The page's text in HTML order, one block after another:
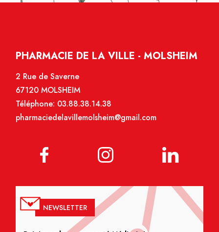
PHARMACIE DE LA VILLE - MOLSHEIM
2 Rue de Saverne
67120 MOLSHEIM
Téléphone: 03.88.38.14.38
pharmaciedelavillemolsheim@gmail.com
NEWSLETTER